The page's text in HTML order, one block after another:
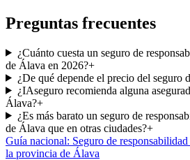
Preguntas frecuentes
¿Cuánto cuesta un seguro de
de Álava en 2026?+
¿De qué depende el precio del seguro
¿IAseguro recomienda alguna
Álava?+
¿Es más barato un seguro de
de Álava que en otras ciudades?+
Guía nacional: Seguro de
la provincia de Álava